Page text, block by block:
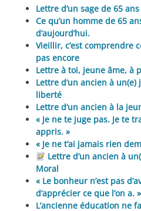
Lettre d’un sage de 65
Ce qu’un homme de 65
d’aujourd’hui.
Vieillir, c’est comprendre
pas encore
Lettre à toi, jeune âme, à
Lettre d’un ancien à
liberté
Lettre d’un ancien à la
« Je ne te juge pas. Je te
appris. »
« Je ne t’ai jamais rien
Lettre d’un ancien à
Moral
« Le bonheur n’est pas
d’apprécier ce que l’on a. »
L’ancienne éducation ne